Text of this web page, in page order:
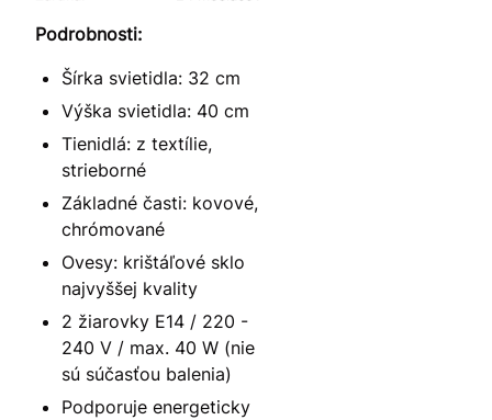
Podrobnosti:
Šírka svietidla: 32 cm
Výška svietidla: 40 cm
Tienidlá: z textílie,
strieborné
Základné časti: kovové,
chrómované
Ovesy: krištáľové sklo
najvyššej kvality
2 žiarovky E14 / 220 -
240 V / max. 40 W (nie
sú súčasťou balenia)
Podporuje energeticky